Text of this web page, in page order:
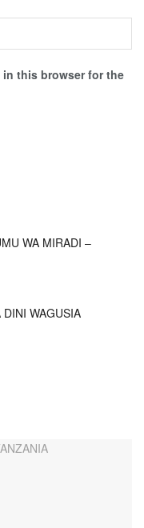
in this browser for the
WA MIRADI –
WAGUSIA